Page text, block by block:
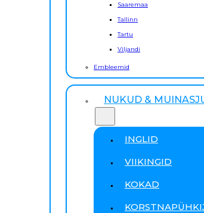
Saaremaa
Tallinn
Tartu
Viljandi
Embleemid
NUKUD &
INGLID
VIIKINGID
KOKAD